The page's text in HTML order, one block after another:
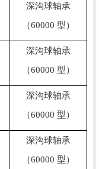
深沟球轴承
（60000 型）
深沟球轴承
（60000 型）
深沟球轴承
（60000 型）
深沟球轴承
（60000 型）